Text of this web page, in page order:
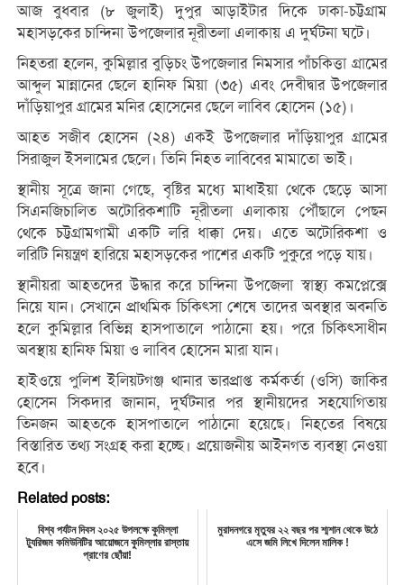
আজ বুধবার (৮ জুলাই) দুপুর আড়াইটার দিকে ঢাকা-চট্টগ্রাম
মহাসড়কের চান্দিনা উপজেলার নূরীতলা এলাকায় এ দুর্ঘটনা ঘটে।
নিহতরা হলেন, কুমিল্লার বুড়িচং উপজেলার নিমসার পাঁচকিত্তা গ্রামের
আব্দুল মান্নানের ছেলে হানিফ মিয়া (৩৫) এবং দেবীদ্বার উপজেলার
দাঁড়িয়াপুর গ্রামের মনির হোসেনের ছেলে লাবিব হোসেন (১৫)।
আহত সজীব হোসেন (২৪) একই উপজেলার দাঁড়িয়াপুর গ্রামের
সিরাজুল ইসলামের ছেলে। তিনি নিহত লাবিবের মামাতো ভাই।
স্থানীয় সূত্রে জানা গেছে, বৃষ্টির মধ্যে মাধাইয়া থেকে ছেড়ে আসা
সিএনজিচালিত অটোরিকশাটি নূরীতলা এলাকায় পৌঁছালে পেছন
থেকে চট্টগ্রামগামী একটি লরি ধাক্কা দেয়। এতে অটোরিকশা ও
লরিটি নিয়ন্ত্রণ হারিয়ে মহাসড়কের পাশের একটি পুকুরে পড়ে যায়।
স্থানীয়রা আহতদের উদ্ধার করে চান্দিনা উপজেলা স্বাস্থ্য কমপ্লেক্সে
নিয়ে যান। সেখানে প্রাথমিক চিকিৎসা শেষে তাদের অবস্থার অবনতি
হলে কুমিল্লার বিভিন্ন হাসপাতালে পাঠানো হয়। পরে চিকিৎসাধীন
অবস্থায় হানিফ মিয়া ও লাবিব হোসেন মারা যান।
হাইওয়ে পুলিশ ইলিয়টগঞ্জ থানার ভারপ্রাপ্ত কর্মকর্তা (ওসি) জাকির
হোসেন সিকদার জানান, দুর্ঘটনার পর স্থানীয়দের সহযোগিতায়
তিনজন আহতকে হাসপাতালে পাঠানো হয়েছে। নিহতের বিষয়ে
বিস্তারিত তথ্য সংগ্রহ করা হচ্ছে। প্রয়োজনীয় আইনগত ব্যবস্থা নেওয়া
হবে।
Related posts:
বিশ্ব পর্যটন দিবস ২০২৫ উপলক্ষে কুমিল্লা
ট্যুরিজম কমিউনিটির আয়োজনে কুমিল্লার রাস্তায়
প্রাণের ছোঁয়া!
মুরাদনগরে মৃত্যুর ২২ বছর পর শ্মশান থেকে উঠে
এসে জমি লিখে দিলেন মালিক !